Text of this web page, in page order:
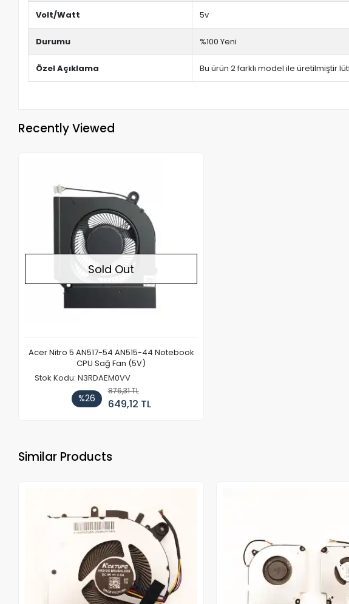
Volt/Watt 5v
Durumu %100 Yeni
Özel Açıklama Bu ürün 2 farklı model ile üretilmiştir
Recently Viewed
Sold Out
Acer Nitro 5 AN517-54 AN515-44 Notebook
CPU Sağ Fan (5V)
Stok Kodu: N3RDAEM0VV
%26
876,31 TL
649,12 TL
Similar Products